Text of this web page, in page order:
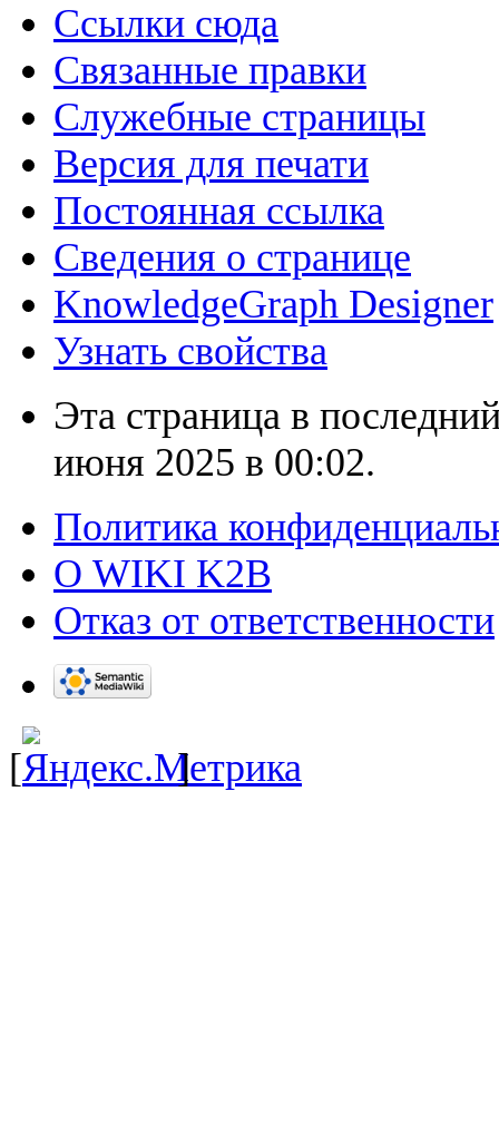
Ссылки сюда
Связанные правки
Служебные страницы
Версия для печати
Постоянная ссылка
Сведения о странице
KnowledgeGraph Designer
Узнать свойства
Эта страница в
июня 2025 в 00:02.
Политика
О WIKI K2B
Отказ от ответственности
[ ]